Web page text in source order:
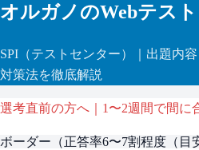
オルガノのWebテス
SPI （テストセンター）
｜出題内
対策法を徹底解説
選考直前の方へ｜1〜2週間で間に
ボーダー（正答率6〜7割程度（目